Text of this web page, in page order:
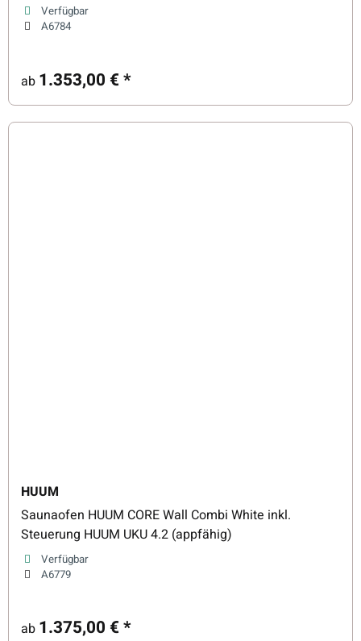
Verfügbar
A6784
ab 1.353,00 €*
HUUM
Saunaofen HUUM CORE Wall Combi White inkl.
Steuerung HUUM UKU 4.2 (appfähig)
Verfügbar
A6779
ab 1.375,00 €*